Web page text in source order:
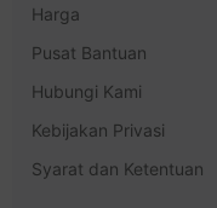
Harga
Pusat Bantuan
Hubungi Kami
Kebijakan Privasi
Syarat dan Ketentuan